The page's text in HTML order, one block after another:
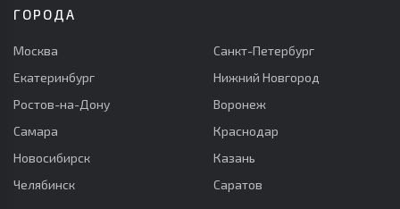
ГОРОДА
Москва
Санкт-Петербург
Екатеринбург
Нижний Новгород
Ростов-на-Дону
Воронеж
Самара
Краснодар
Новосибирск
Казань
Челябинск
Саратов